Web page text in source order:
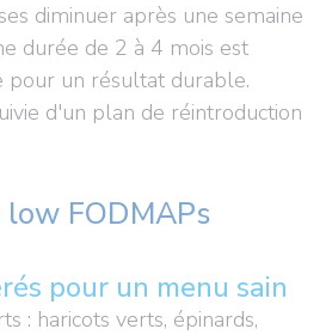
diminuer après une semaine
durée de 2 à 4 mois est
pour un résultat durable.
d'un plan de réintroduction
FODMAPs
pour un menu sain
: haricots verts, épinards,